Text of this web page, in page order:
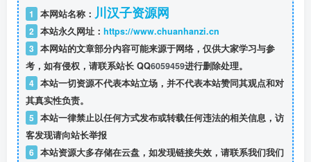
1 本网站名称： 川汉子资源网
2 本站永久网址： https://www.chuanhanzi.cn
3 本网站的文章部分内容可能来源于网络，仅供大家学习与参
考，如有侵权，请联系站长 QQ6059459进行删除处理。
4 本站一切资源不代表本站立场，并不代表本站赞同其观点和对
其真实性负责。
5 本站一律禁止以任何方式发布或转载任何违法的相关信息，访
客发现请向站长举报
6 本站资源大多存储在云盘，如发现链接失效，请联系我们我们